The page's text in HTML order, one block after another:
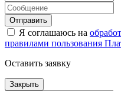
Отправить
Я соглашаюсь на
правилами пользования
Оставить заявку
Закрыть